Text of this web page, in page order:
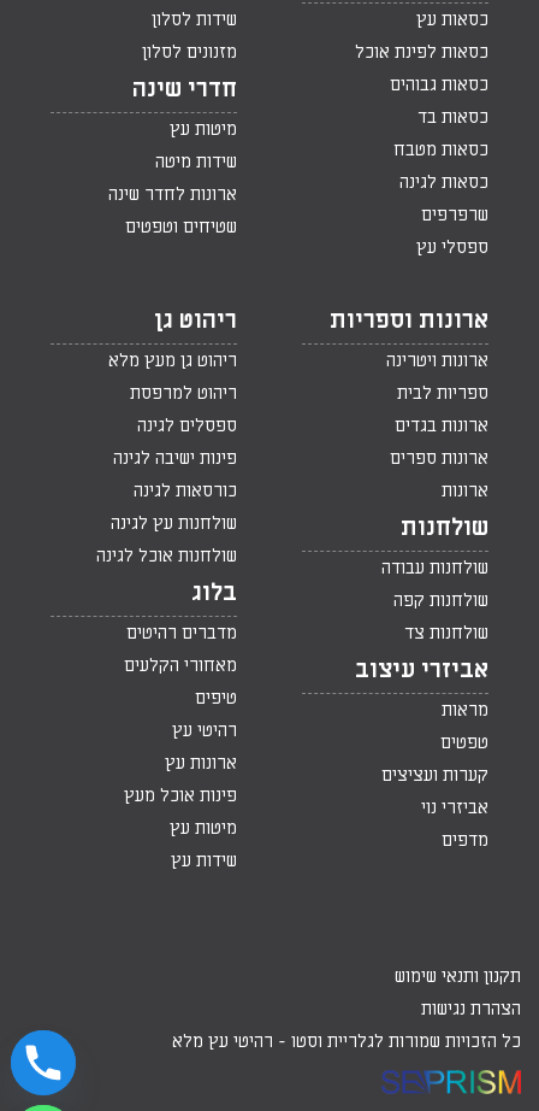
כסאות עץ
כסאות לפינת אוכל
כסאות גבוהים
כסאות בד
כסאות מטבח
כסאות לגינה
שרפרפים
ספסלי עץ
שידות לסלון
מזנונים לסלון
חדרי שינה
מיטות עץ
שידות מיטה
ארונות לחדר שינה
שטיחים וטפטים
ארונות וספריות
ארונות ויטרינה
ספריות לבית
ארונות בגדים
ארונות ספרים
ארונות
שולחנות
שולחנות עבודה
שולחנות קפה
שולחנות צד
אביזרי עיצוב
מראות
טפטים
קערות ועציצים
אביזרי נוי
מדפים
ריהוט גן
ריהוט גן מעץ מלא
ריהוט למרפסת
ספסלים לגינה
פינות ישיבה לגינה
כורסאות לגינה
שולחנות עץ לגינה
שולחנות אוכל לגינה
בלוג
מדברים רהיטים
מאחורי הקלעים
טיפים
רהיטי עץ
ארונות עץ
פינות אוכל מעץ
מיטות עץ
שידות עץ
תקנון ותנאי שימוש
הצהרת נגישות
כל הזכויות שמורות לגלריית וסטו - רהיטי עץ מלא